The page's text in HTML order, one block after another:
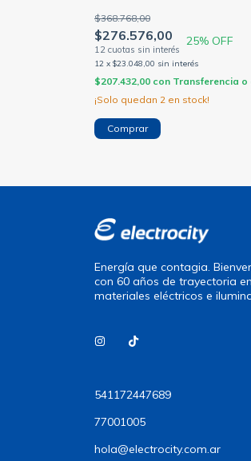
$276.576,00
$368.768,00
25% OFF
12 x $23.048,00 sin interés
$207.432,00 con Transferencia o
¡Solo quedan 2 en stock!
Energía que contagia.
con 60 años de trayectoria
materiales eléctricos e
541172447689
77001005
hola@electrocity.com.ar